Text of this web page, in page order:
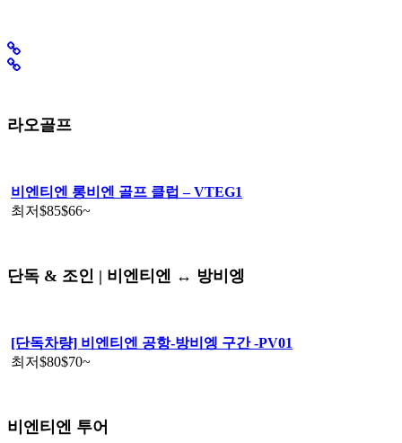
라오골프
비엔티엔 롱비엔 골프 클럽 – VTEG1
최저$85$66~
단독 & 조인 | 비엔티엔 ↔️ 방비엥
[단독차량] 비엔티엔 공항-방비엥 구간 -PV01
최저$80$70~
비엔티엔 투어